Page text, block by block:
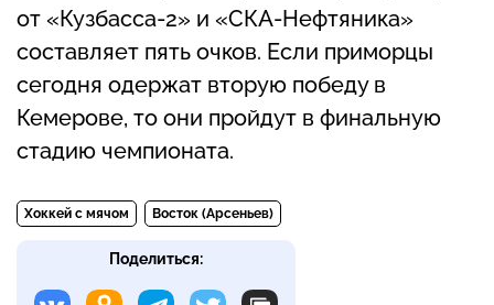
от «Кузбасса-2» и «СКА-Нефтяника»
составляет пять очков. Если приморцы
сегодня одержат вторую победу в
Кемерове, то они пройдут в финальную
стадию чемпионата.
Хоккей с мячом Восток (Арсеньев)
Поделиться: